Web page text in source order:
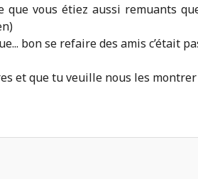
vous étiez aussi remuants
bon se refaire des amis c’était
et que tu veuille nous les montrer